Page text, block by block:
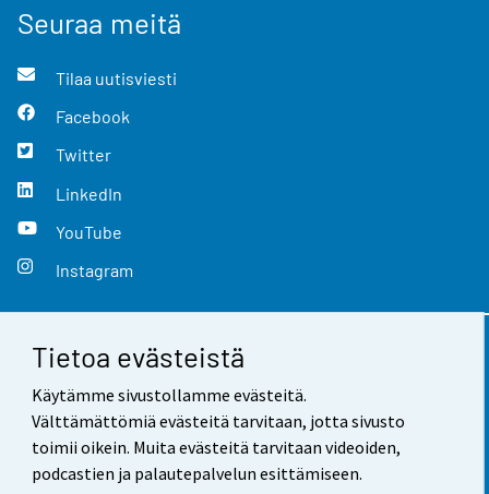
Tietoa evästeistä
Käytämme sivustollamme evästeitä.
Välttämättömiä evästeitä tarvitaan, jotta sivusto
toimii oikein. Muita evästeitä tarvitaan videoiden,
podcastien ja palautepalvelun esittämiseen.
Seuraa meitä
Tilaa uutisviesti
Facebook
Twitter
LinkedIn
YouTube
Instagram
Yhteystiedot
Palaute
Käyttöehdot